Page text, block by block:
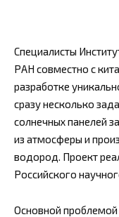
Специалисты
РАН совместно с
разработке
сразу несколько
солнечных панелей
из атмосферы и
водород. Проект
Российского
Основной проблемой